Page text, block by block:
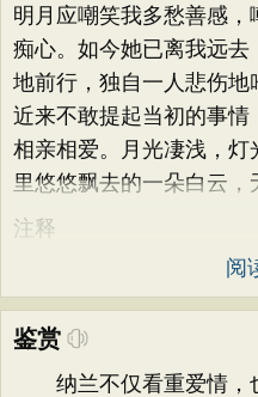
明月应嘲笑我多愁善感
痴心。如今她已离我远
地前行，独自一人悲伤地
近来不敢提起当初的事情
相亲相爱。月光凄浅，
里悠悠飘去的一朵白云，
注释
阅
鉴赏
纳兰不仅看重爱情，